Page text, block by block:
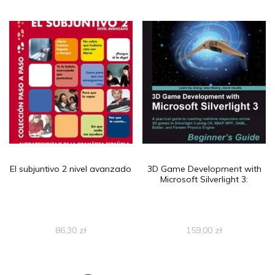
El subjuntivo 2 nivel avanzado
86,30 zł
3D Game Development with
Microsoft Silverlight 3:
159,00 zł